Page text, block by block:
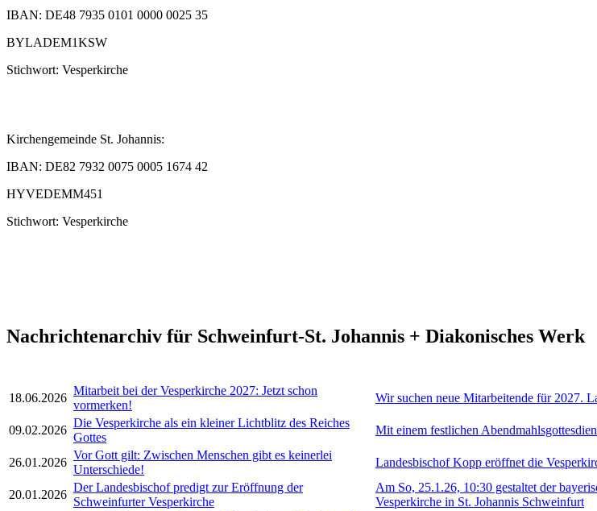
IBAN: DE48 7935 0101 0000 0025 35
BYLADEM1KSW
Stichwort: Vesperkirche
Kirchengemeinde St. Johannis:
IBAN: DE82 7932 0075 0005 1674 42
HYVEDEMM451
Stichwort: Vesperkirche
Nachrichtenarchiv für Schweinfurt-St. Johannis + Diakonisches Werk
18.06.2026
Mitarbeit bei der Vesperkirche 2027: Jetzt schon
vormerken!
Wir suchen neue Mitarbeitende für 2027.
09.02.2026
Die Vesperkirche als ein kleiner Lichtblitz des Reiches
Gottes
Mit einem festlichen
26.01.2026
Vor Gott gilt: Zwischen Menschen gibt es keinerlei
Unterschiede!
Landesbischof Kopp eröffnet die
20.01.2026
Der Landesbischof predigt zur Eröffnung der
Schweinfurter Vesperkirche
Am So, 25.1.26, 10:30 gestaltet der
Vesperkirche in St. Johannis Schweinfurt